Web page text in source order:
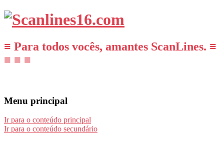
≡ Para todos vocês, amantes ScanLines. ≡
≡ ≡ ≡
Menu principal
Ir para o conteúdo principal
Ir para o conteúdo secundário